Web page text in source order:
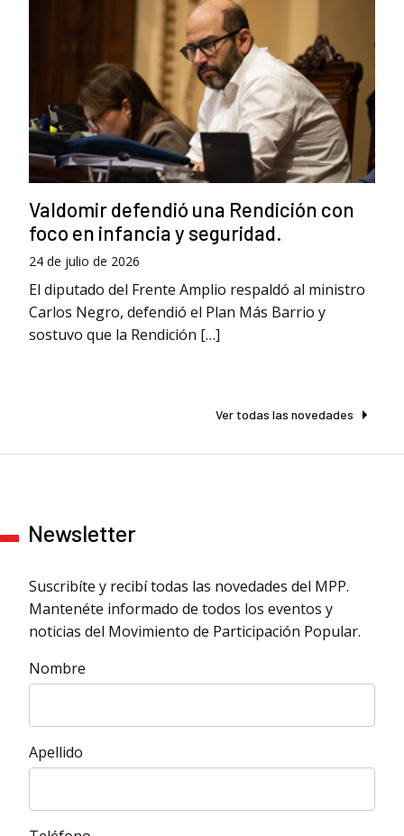
Valdomir defendió una Rendición con
foco en infancia y seguridad.
24 de julio de 2026
El diputado del Frente Amplio respaldó al ministro
Carlos Negro, defendió el Plan Más Barrio y
sostuvo que la Rendición […]
Ver todas las novedades
Newsletter
Suscribíte y recibí todas las novedades del MPP.
Mantenéte informado de todos los eventos y
noticias del Movimiento de Participación Popular.
Nombre
Apellido